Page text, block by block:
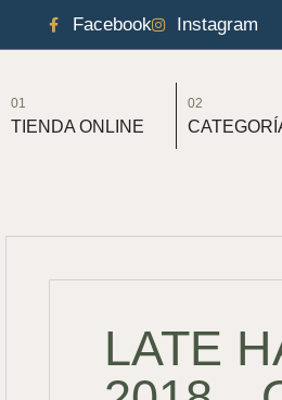
Facebook Instagram
01
TIENDA ONLINE
02
LATE